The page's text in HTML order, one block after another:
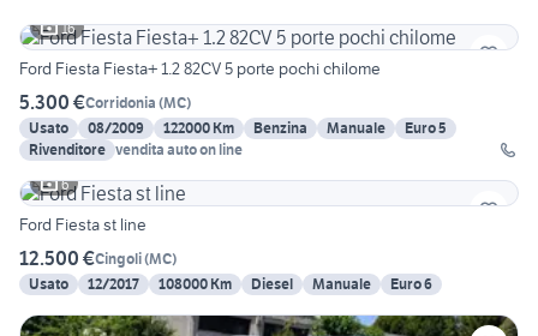
16
Ford Fiesta Fiesta+ 1.2 82CV 5 porte pochi chilome
5.300 €Corridonia (MC)
Usato
08/2009 122000 Km Benzina Manuale
Euro 5
Rivenditore vendita auto on line
6
Ford Fiesta st line
12.500 €Cingoli(MC)
Usato
12/2017 108000 Km Diesel Manuale Euro 6